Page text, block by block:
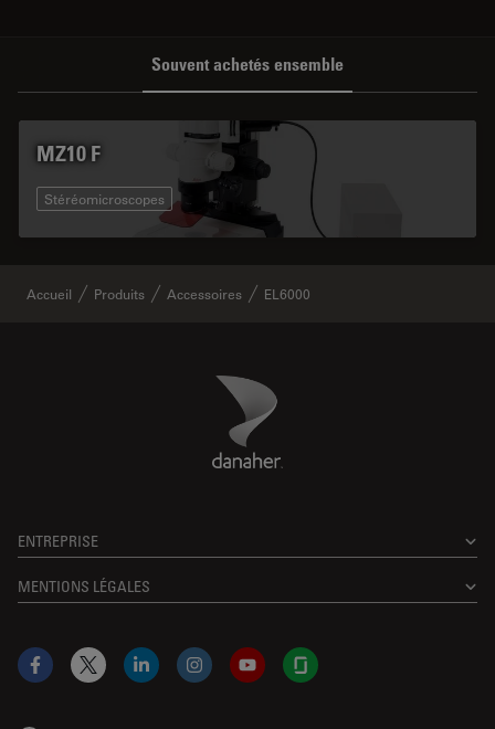
Souvent achetés ensemble
MZ10 F
Stéréomicroscopes
Accueil Produits Accessoires EL6000
Danaher Logo
ENTREPRISE
MENTIONS LÉGALES
Facebook
X LinkedInInstagramYouTubeGlassdoor